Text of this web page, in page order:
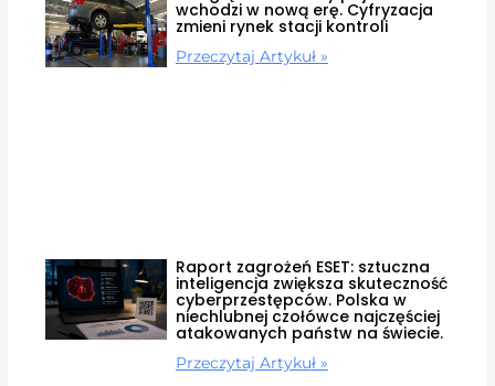
wchodzi w nową erę. Cyfryzacja
zmieni rynek stacji kontroli
Przeczytaj Artykuł »
Raport zagrożeń ESET: sztuczna
inteligencja zwiększa skuteczność
cyberprzestępców. Polska w
niechlubnej czołówce najczęściej
atakowanych państw na świecie.
Przeczytaj Artykuł »